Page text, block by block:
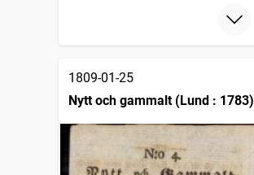
1809-01-25
Nytt och gammalt (Lund : 1783)